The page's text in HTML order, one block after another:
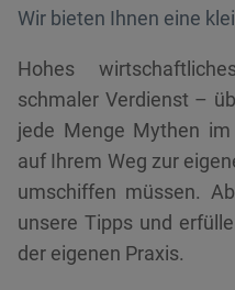
Wir bieten Ihnen eine
Hohes
schmaler Verdienst –
jede Menge Mythen
auf Ihrem Weg zur
umschiffen müssen.
unsere Tipps und
der eigenen Praxis.